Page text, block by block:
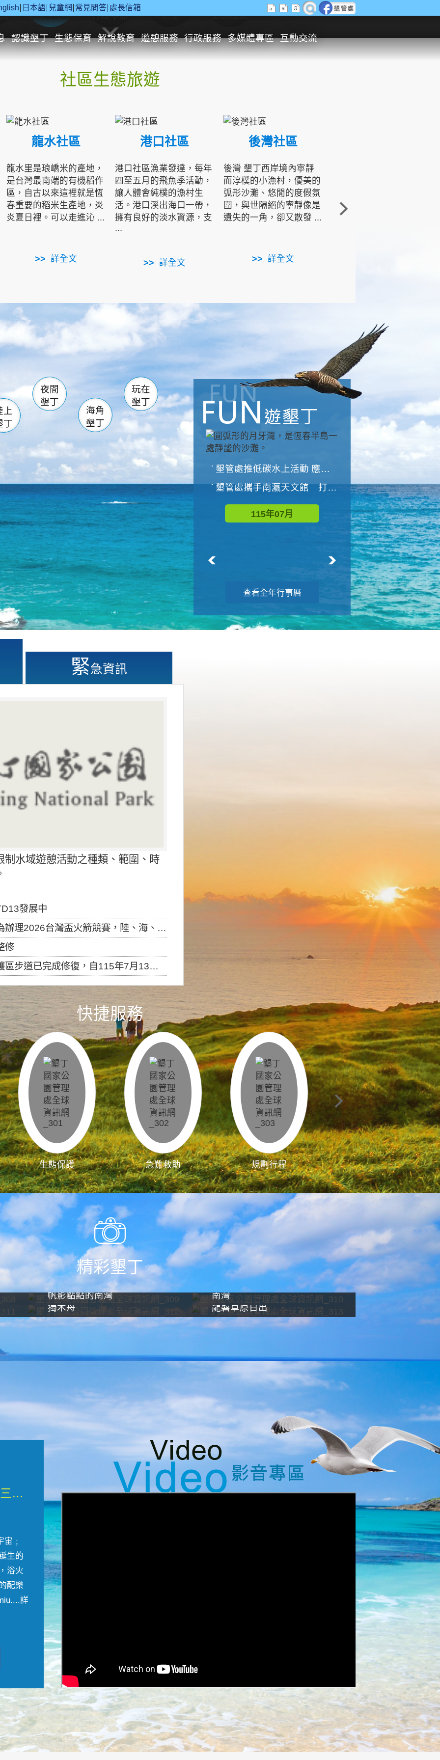
日本語 兒童網 常見問答 處長信箱
認識墾丁 生態保育 解說教育 遊憩服務 行政服務 多媒體專區 互動交流
休閒遊憩 行政申辦 兒童 生態旅遊
社區生態旅遊
龍水社區
龍水里是琅嶠米的產地，
是台灣最南端的有機稻作
區，自古以來這裡就是恆
春重要的稻米生產地，炎
炎夏日裡。可以走進沁 ...
詳全文
港口社區
港口社區漁業發達，每年
四至五月的飛魚季活動，
讓人體會純樸的漁村生
活。港口溪出海口一帶，
擁有良好的淡水資源，支
...
詳全文
後灣社區
後灣 墾丁西岸境內寧靜
而淳樸的小漁村，優美的
弧形沙灘、悠閒的度假氛
圍，與世隔絕的寧靜像是
遺失的一角，卻又散發 ...
詳全文
角的端點，冬季海浪拍打
著礁岸，旺盛的侵蝕作
南仁湖
滿州 佳樂水
森林遊樂區
墾管處遊客中心
社頂公園 風吹沙
船帆石 龍磐公園
香蕉灣 龍坑
鵝鑾鼻
上
丁
夜間
墾丁
海角
墾丁
玩在
墾丁
墾管處推低碳水上活動 應屆畢業生限額免費參加
墾管處攜手南瀛天文館 打造沉浸式天文探索營隊
115年07月
與國家公園有約-優游潮間
115年08月
查看全年行事曆
緊急資訊
水域遊憩活動之種類、範圍、時
發展中
盃火箭競賽，陸、海、空域警戒及協調相關事宜，因颱風備案事宜
修
，自115年7月13日（星期一）起恢復開放入園，歡迎民眾依規定申請入園....
快捷服務
生態保護 急難救助 規劃行程 影像直播
精彩墾丁
帆影點點的南灣
南灣
獨木舟
龍磐草原日出
微觀墾丁三部曲 重生....
﹔
生的
浴火
配樂
詳